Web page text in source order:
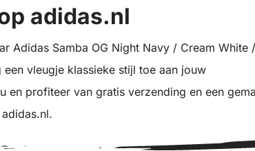
adidas.nl
Adidas Samba OG Night Navy / Cream White
vleugje klassieke stijl toe aan jouw
en profiteer van gratis verzending en een